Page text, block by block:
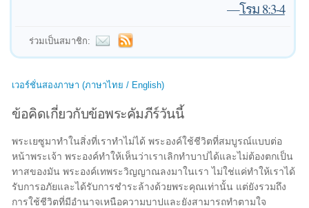
—โรม 8:3-4
ร่วมเป็นสมาชิก:
เวอร์ชั่นสองภาษา (ภาษาไทย / English)
ข้อคิดเกี่ยวกับข้อพระคัมภีร์วันนี้
พระเยซูมาทำในสิ่งที่เราทำไม่ได้ พระองค์ใช้ชีวิตที่สมบูรณ์แบบต่อ
หน้าพระเจ้า พระองค์ทำให้เห็นว่าเราเลิกทำบาปได้และไม่ต้องตกเป็น
ทาสของมัน พระองค์เทพระวิญญาณลงมาในเรา ไม่ใช่แค่ทำให้เราได้
รับการอภัยและได้รับการชำระล้างด้วยพระคุณเท่านั้น แต่ยังรวมถึง
การใช้ชีวิตที่มีอำนาจเหนือความบาปและยังสามารถทำตามใจ